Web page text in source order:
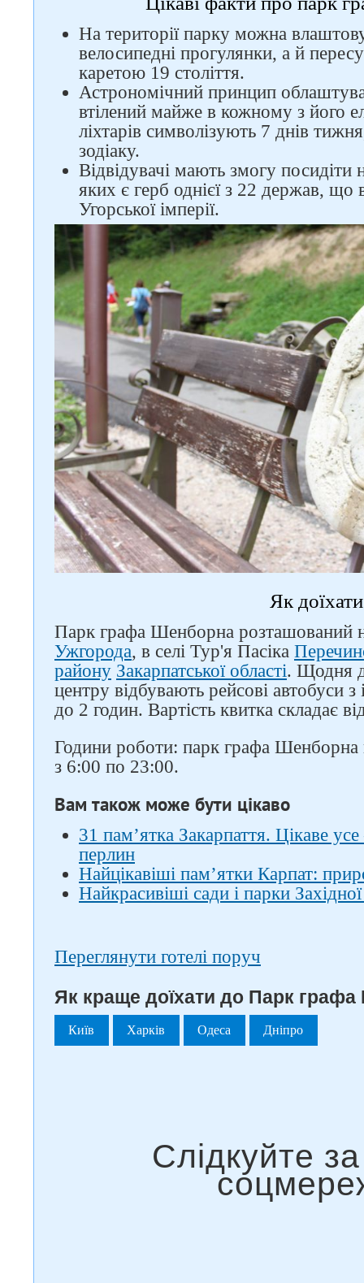
На території парку можна
велосипедні прогулянки, а й
каретою 19 століття.
Астрономічний принцип
втілений майже в кожному з його
ліхтарів символізують 7 днів
зодіаку.
Відвідувачі мають змогу посидіти
яких є герб однієї з 22 держав,
Угорської імперії.
Як доїхати
Парк графа Шенборна розташований
Ужгорода, в селі Тур'я Пасіка
району Закарпатської області. Щодня
центру відбувають рейсові автобуси
до 2 годин. Вартість квитка складає
Години роботи: парк графа Шенборна
з 6:00 по 23:00.
Вам також може бути цікаво
31 пам’ятка Закарпаття. Цікаве
перлин
Найцікавіші пам’ятки Карпат:
Найкрасивіші сади і парки
Переглянути готелі поруч
Як краще доїхати до Парк
Київ Харків Одеса Дніпро